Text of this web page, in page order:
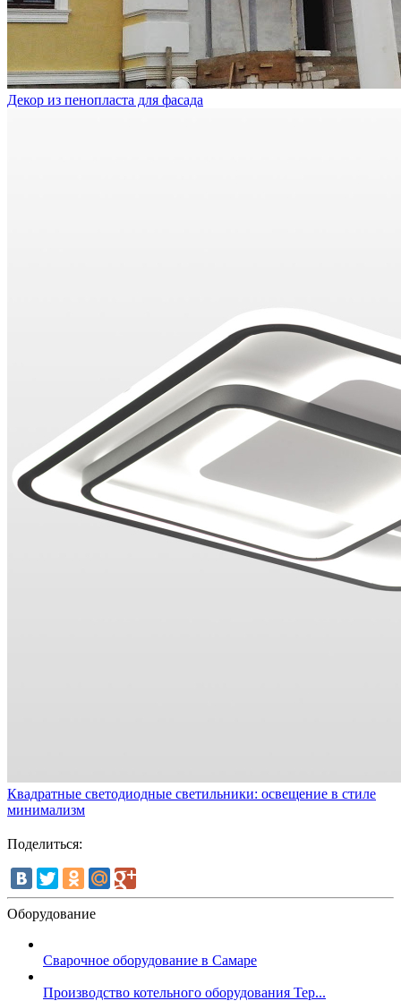
Декор из пенопласта для фасада
Квадратные светодиодные светильники: освещение в стиле
минимализм
Поделиться:
Оборудование
Сварочное оборудование в Самаре
Производство котельного оборудования Тер...